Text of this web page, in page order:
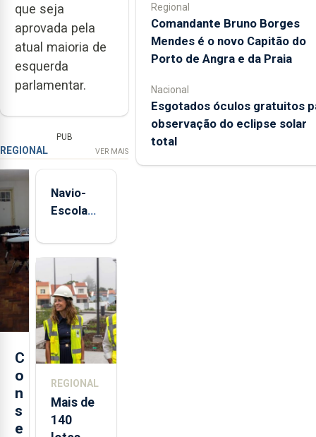
que seja
aprovada pela
atual maioria de
esquerda
parlamentar.
PUB
REGIONAL VER MAIS
C
o
n
s
e
Navio-
Escola
está de
aos
Açores
REGIONAL
Mais de
140
Regional
Comandante Bruno Borges
Mendes é o novo Capitão do
Porto de Angra e da Praia
Nacional
Esgotados óculos gratuitos
observação do eclipse solar
total